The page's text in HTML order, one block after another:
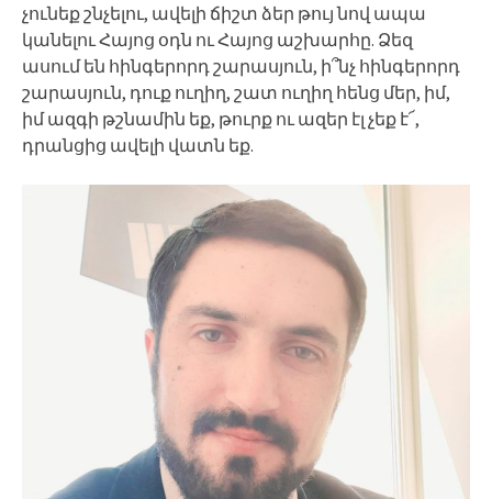
չունեք շնչելու, ավելի ճիշտ ձեր թույ նով ապա
կանելու Հայոց օդն ու Հայոց աշխարհը. Ձեզ
ասում են հինգերորդ շարասյուն, ի՞նչ հինգերորդ
շարասյուն, դուք ուղիղ, շատ ուղիղ հենց մեր, իմ,
իմ ազգի թշնամին եք, թուրք ու ազեր էլ չեք է՜,
դրանցից ավելի վատն եք.